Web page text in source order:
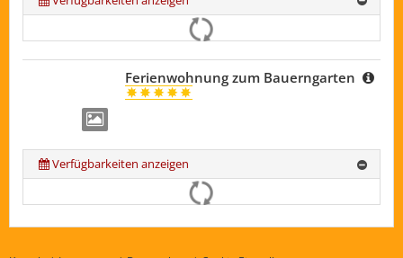
Ferienwohnung zum Bauerngarten
Verfügbarkeiten anzeigen